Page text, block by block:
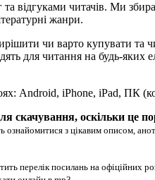
відгуками читачів. Ми
жанри.
чи варто купувати
для читання на будь-
Android, iPhone, iPad, ПК
оскільки це
з цікавим описом,
перелік посилань на офіційних